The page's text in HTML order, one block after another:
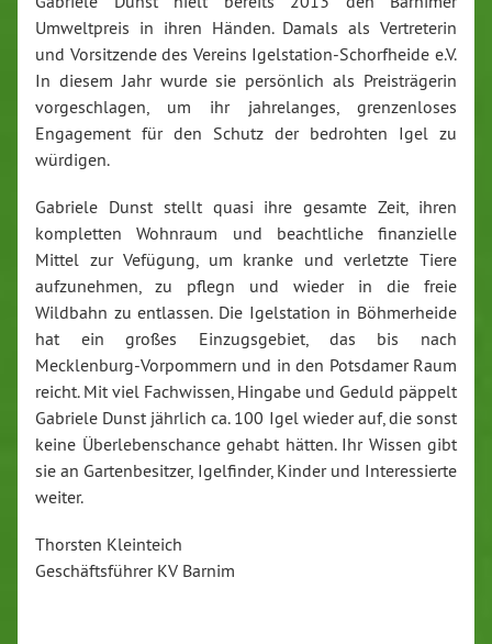
Umweltpreis in ihren Händen. Damals als Vertreterin
und Vorsitzende des Vereins Igelstation-Schorfheide e.V.
In diesem Jahr wurde sie persönlich als Preisträgerin
vorgeschlagen, um ihr jahrelanges, grenzenloses
Engagement für den Schutz der bedrohten Igel zu
würdigen.
Gabriele Dunst stellt quasi ihre gesamte Zeit, ihren
kompletten Wohnraum und beachtliche finanzielle
Mittel zur Vefügung, um kranke und verletzte Tiere
aufzunehmen, zu pflegn und wieder in die freie
Wildbahn zu entlassen. Die Igelstation in Böhmerheide
hat ein großes Einzugsgebiet, das bis nach
Mecklenburg-Vorpommern und in den Potsdamer Raum
reicht. Mit viel Fachwissen, Hingabe und Geduld päppelt
Gabriele Dunst jährlich ca. 100 Igel wieder auf, die sonst
keine Überlebenschance gehabt hätten. Ihr Wissen gibt
sie an Gartenbesitzer, Igelfinder, Kinder und Interessierte
weiter.
Thorsten Kleinteich
Geschäftsführer KV Barnim